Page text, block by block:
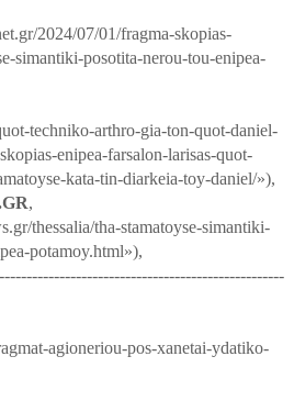
2024/07/01/fragma-skopias-
simantiki-posotita-nerou-tou-enipea-
techniko-arthro-gia-ton-quot-daniel-
enipea-farsalon-larisas-quot-
kata-tin-diarkeia-toy-daniel/»),
GR,
thessalia/tha-stamatoyse-simantiki-
potamoy.html»),
agioneriou-pos-xanetai-ydatiko-